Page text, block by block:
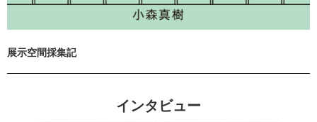
展示空間採集記
インタビュー